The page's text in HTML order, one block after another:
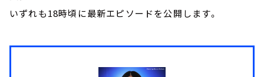
いずれも18時頃に最新エピソードを公開します。